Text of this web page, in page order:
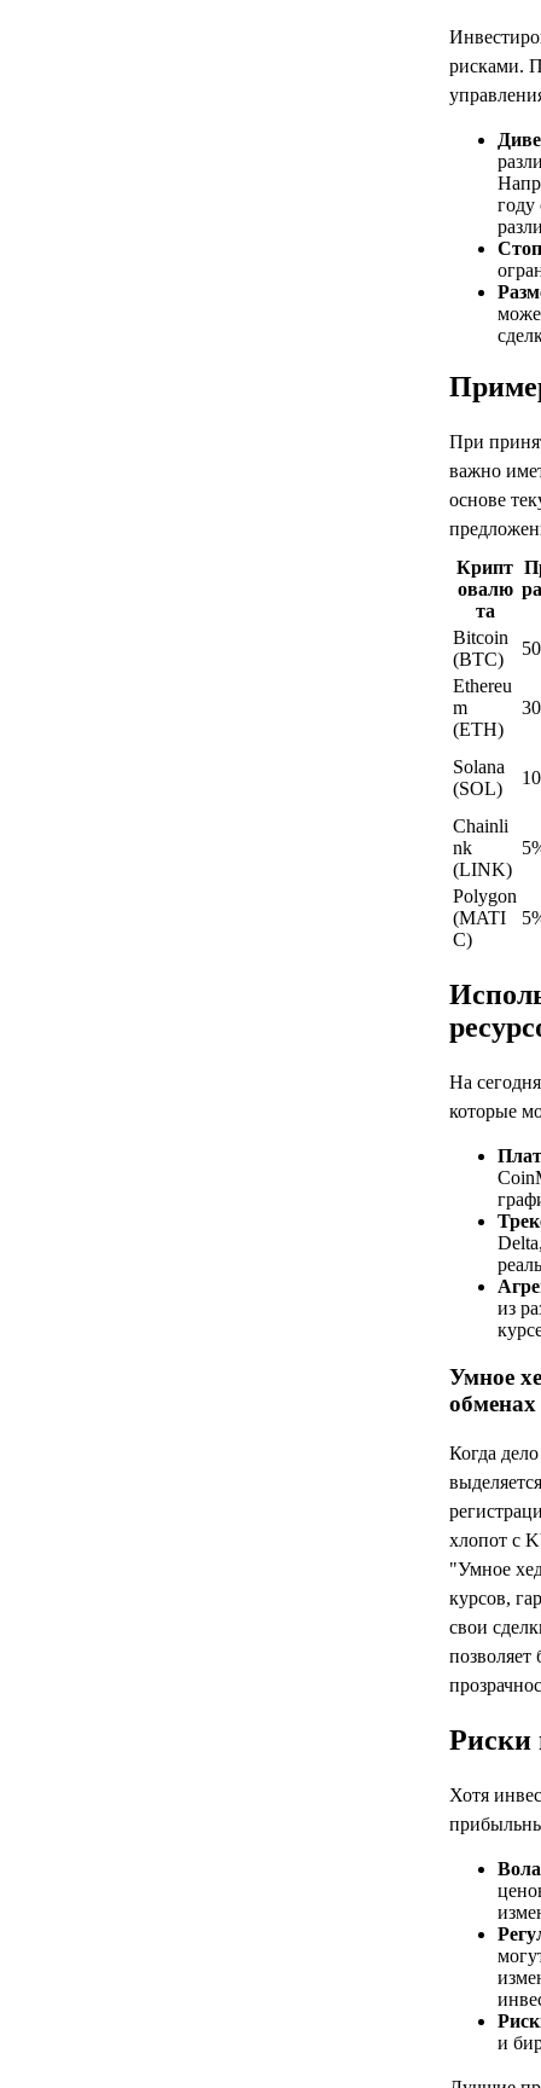
рисками.
году
При
важно
основе
Крипт
овалю
та
Bitcoin
(BTC)
Ethereu
m
(ETH)
Solana
(SOL)
Chainli
nk
(LINK)
Polygon
(MATI
C)
На
которые
из
Умное
обменах
Когда
хлопот с
"Умное
курсов,
свои
позволяет
Риски
Хотя
и